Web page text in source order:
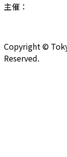
主催：
Copyright ©
Reserved.